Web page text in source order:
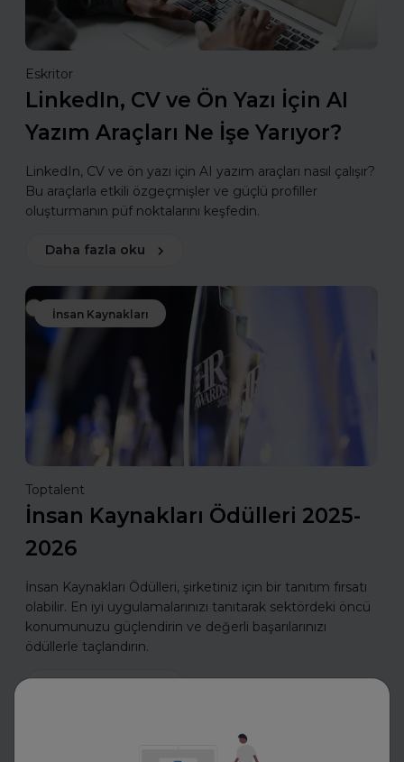
Eskritor
LinkedIn, CV ve Ön Yazı İçin AI
Yazım Araçları Ne İşe Yarıyor?
LinkedIn, CV ve ön yazı için AI yazım araçları nasıl çalışır?
Bu araçlarla etkili özgeçmişler ve güçlü profiller
oluşturmanın püf noktalarını keşfedin.
Daha fazla oku
İnsan Kaynakları
Toptalent
İnsan Kaynakları Ödülleri 2025-
2026
İnsan Kaynakları Ödülleri, şirketiniz için bir tanıtım fırsatı
olabilir. En iyi uygulamalarınızı tanıtarak sektördeki öncü
konumunuzu güçlendirin ve değerli başarılarınızı
ödüllerle taçlandırın.